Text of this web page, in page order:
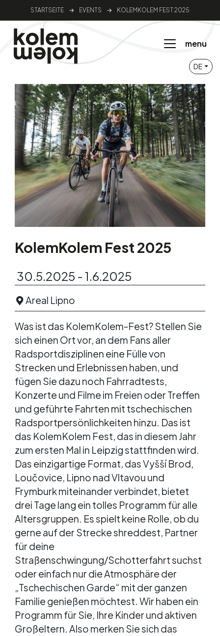
STARTSEITE → EVENTS → KOLEMKOLEM FEST 2025
menu
DE
KolemKolem Fest 2025
30.5.2025 - 1.6.2025
Areal Lipno
Was ist das KolemKolem-Fest? Stellen Sie
sich einen Ort vor, an dem Fans aller
Radsportdisziplinen eine Fülle von
Strecken und Erlebnissen haben, und
fügen Sie dazu noch Fahrradtests,
Konzerte und Filme im Freien oder Treffen
und geführte Fahrten mit tschechischen
Radsportpersönlichkeiten hinzu. Das ist
das KolemKolem Fest, das in diesem Jahr
zum ersten Mal in Leipzig stattfinden wird.
Das einzigartige Format, das Vyšší Brod,
Loučovice, Lipno nad Vltavou und
Frymburk miteinander verbindet, bietet
drei Tage lang ein tolles Programm für alle
Altersgruppen. Es spielt keine Rolle, ob du
gerne auf der Strecke shreddest, Partner
für deine
Straßenschwingung/Schotterfahrt suchst
oder einfach nur die Atmosphäre der
„Tschechischen Garde“ mit der ganzen
Familie genießen möchtest. Wir haben ein
Programm für Sie, Ihre Kinder und aktiven
Großeltern. Also merken Sie sich das